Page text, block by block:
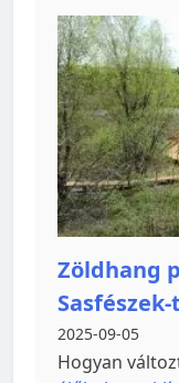
Zöldhang
2025-09-05
Hogyan